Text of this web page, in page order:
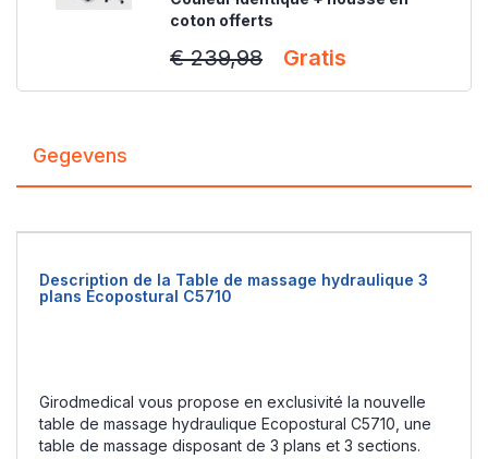
coton offerts
€ 239,98 Gratis
Gegevens
Description de la Table de massage hydraulique 3
plans Ecopostural C5710
Girodmedical vous propose en exclusivité la nouvelle
table de massage hydraulique Ecopostural C5710, une
table de massage disposant de 3 plans et 3 sections.